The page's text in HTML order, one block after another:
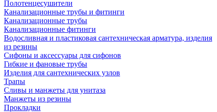
Полотенцесушители
Канализационные трубы и фитинги
Канализационные трубы
Канализационные фитинги
Водосливная и пластиковая сантехническая арматура, изделия
из резины
Сифоны и аксессуары для сифонов
Гибкие и фановые трубы
Изделия для сантехнических узлов
Трапы
Сливы и манжеты для унитаза
Манжеты из резины
Прокладки